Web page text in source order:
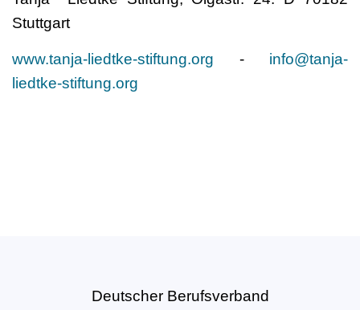
Stuttgart
www.tanja-liedtke-stiftung.org -
info@tanja-
liedtke-stiftung.org
Deutscher Berufsverband